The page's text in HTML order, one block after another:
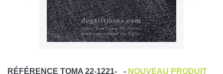
RÉFÉRENCE TOMA 22-1221- - NOUVEAU PRODUIT